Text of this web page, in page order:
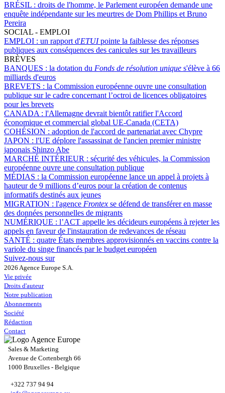
BRÉSIL : droits de l'homme, le Parlement européen demande une
enquête indépendante sur les meurtres de Dom Phillips et Bruno
Pereira
SOCIAL - EMPLOI
EMPLOI : un rapport d'ETUIpointe la faiblesse des réponses
publiques aux conséquences des canicules sur les travailleurs
BRÈVES
BANQUES : la dotation du Fonds de résolution unique s'élève à 66
milliards d'euros
BREVETS : la Commission européenne ouvre une consultation
publique sur le cadre concernant l’octroi de licences obligatoires
pour les brevets
CANADA : l'Allemagne devrait bientôt ratifier l'Accord
économique et commercial global UE-Canada (CETA)
COHÉSION : adoption de l'accord de partenariat avec Chypre
JAPON : l'UE déplore l'assassinat de l'ancien premier ministre
japonais Shinzo Abe
MARCHÉ INTÉRIEUR : sécurité des véhicules, la Commission
européenne ouvre une consultation publique
MÉDIAS : la Commission européenne lance un appel à projets à
hauteur de 9 millions d’euros pour la création de contenus
informatifs destinés aux jeunes
MIGRATION : l'agence Frontex se défend de transférer en masse
des données personnelles de migrants
NUMÉRIQUE : l’ACT appelle les décideurs européens à rejeter les
appels en faveur de l'instauration de redevances de réseau
SANTÉ : quatre États membres approvisionnés en vaccins contre la
variole du singe financés par le budget européen
Suivez-nous sur
2026 Agence Europe S.A.
Vie privée
Droits d'auteur
Notre publication
Abonnements
Société
Rédaction
Contact
Sales & Marketing
Avenue de Cortenbergh 66
1000 Bruxelles - Belgique
+322 737 94 94